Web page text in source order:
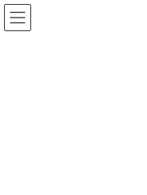
コ
ン
ナ
ビ